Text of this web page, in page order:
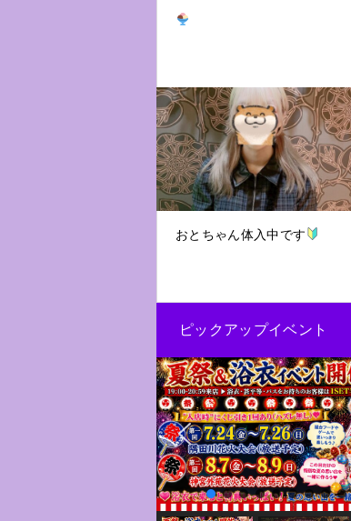
おとちゃん体入中です
ピックアップイベント